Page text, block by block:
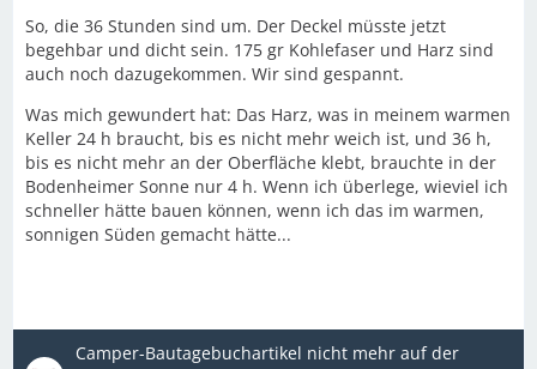
So, die 36 Stunden sind um. Der Deckel müsste jetzt
begehbar und dicht sein. 175 gr Kohlefaser und Harz sind
auch noch dazugekommen. Wir sind gespannt.
Was mich gewundert hat: Das Harz, was in meinem warmen
Keller 24 h braucht, bis es nicht mehr weich ist, und 36 h,
bis es nicht mehr an der Oberfläche klebt, brauchte in der
Bodenheimer Sonne nur 4 h. Wenn ich überlege, wieviel ich
schneller hätte bauen können, wenn ich das im warmen,
sonnigen Süden gemacht hätte...
Camper-Bautagebuchartikel nicht mehr auf der